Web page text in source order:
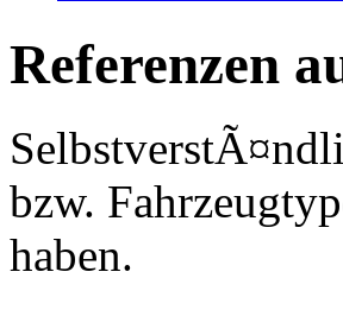
Referenzen
bzw.
haben.